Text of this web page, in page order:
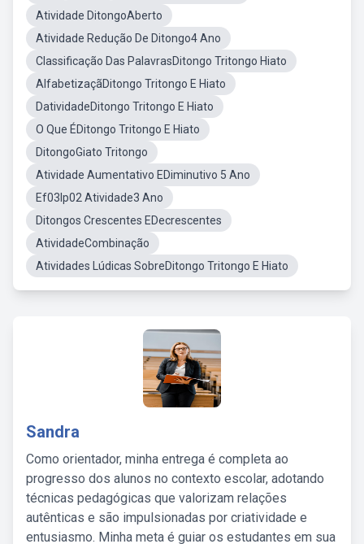
Atividade DitongoAberto
Atividade Redução De Ditongo4 Ano
Classificação Das PalavrasDitongo Tritongo Hiato
AlfabetizaçãDitongo Tritongo E Hiato
DatividadeDitongo Tritongo E Hiato
O Que ÉDitongo Tritongo E Hiato
DitongoGiato Tritongo
Atividade Aumentativo EDiminutivo 5 Ano
Ef03lp02 Atividade3 Ano
Ditongos Crescentes EDecrescentes
AtividadeCombinação
Atividades Lúdicas SobreDitongo Tritongo E Hiato
Sandra
Como orientador, minha entrega é completa ao
progresso dos alunos no contexto escolar, adotando
técnicas pedagógicas que valorizam relações
autênticas e são impulsionadas por criatividade e
entusiasmo. Minha meta é guiar os estudantes em sua